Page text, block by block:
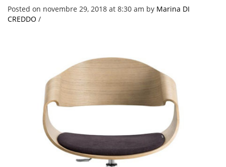
Posted on novembre 29, 2018 at 8:30 am by Marina DI
CREDDO /